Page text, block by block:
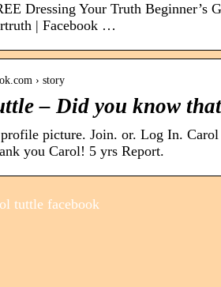
Dressing Your Truth Beginner’s
| Facebook …
› story
– Did you know
picture. Join. or. Log In.
you Carol! 5 yrs Report.
tuttle facebook